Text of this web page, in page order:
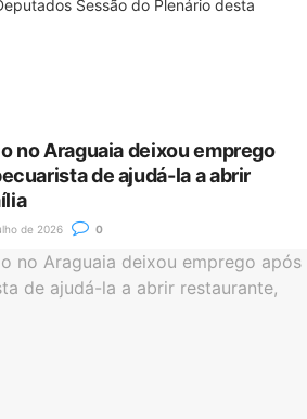
Sessão do Plenário desta
no Araguaia deixou emprego
de ajudá-la a abrir
de 2026 0